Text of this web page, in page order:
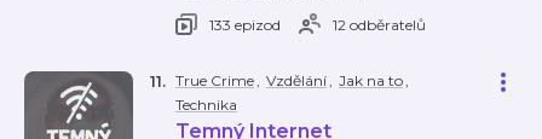
133 epizod
12 odběratelů
True Crime, Vzdělání, Jak na to,
Technika
Temný Internet
11.